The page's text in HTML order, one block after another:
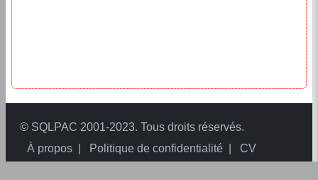
© SQLPAC 2001-2023. Tous droits réservés.
À propos
Politique de confidentialité CV